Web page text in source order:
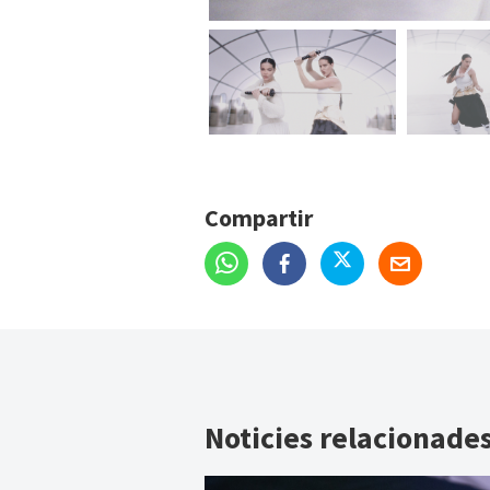
Compartir
Noticies